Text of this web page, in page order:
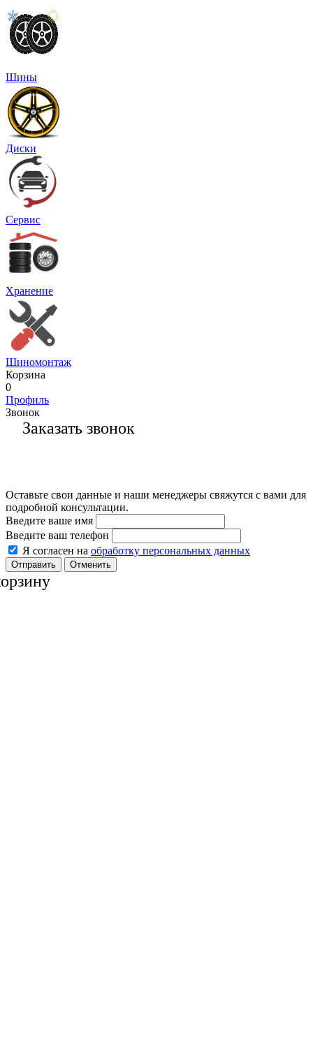
Шины
Диски
Сервис
Хранение
Шиномонтаж
Корзина
0
Профиль
Звонок
Заказать звонок
Оставьте свои данные и наши менеджеры свяжутся с вами для
подробной консультации.
Введите ваше имя
Введите ваш телефон
Я согласен на обработку персональных данных
Отменить